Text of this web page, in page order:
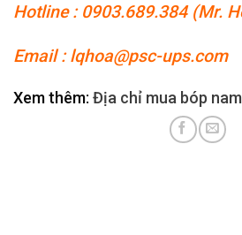
Hotline : 0903.689.384 (Mr.
Email : lqhoa@psc-ups.com
Xem thêm: Địa chỉ mua bóp